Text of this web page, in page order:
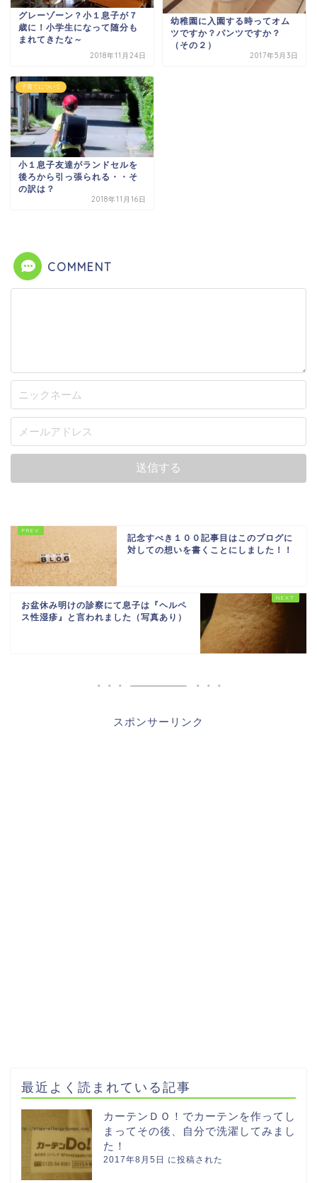
グレーゾーン？小１息子が７
歳に！小学生になって随分も
まれてきたな～
2018年11月24日
幼稚園に入園する時ってオム
ツですか？パンツですか？
（その２）
2017年5月3日
子育てについて
小１息子友達がランドセルを
後ろから引っ張られる・・そ
の訳は？
2018年11月16日
COMMENT
記念すべき１００記事目はこのブログに
対しての想いを書くことにしました！！
お盆休み明けの診察にて息子は『ヘルペ
ス性湿疹』と言われました（写真あり）
スポンサーリンク
最近よく読まれている記事
カーテンＤＯ！でカーテンを作ってし
まってその後、自分で洗濯してみまし
た！
2017年8月5日 に投稿された